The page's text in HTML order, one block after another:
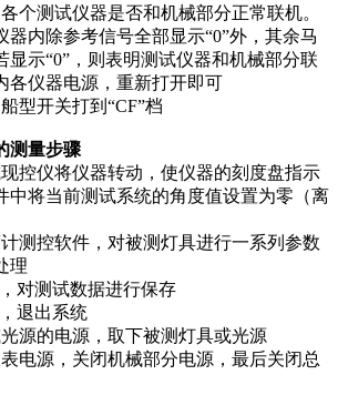
个测试仪器是否和机械部分正常联机。
器内除参考信号全部显示“0”外，其余马
显示“0”，则表明测试仪器和机械部分联
各仪器电源，重新打开即可
型开关打到“CF”档
测量步骤
控仪将仪器转动，使仪器的刻度盘指示
中将当前测试系统的角度值设置为零（离
测控软件，对被测灯具进行一系列参数
理
对测试数据进行保存
退出系统
源的电源，取下被测灯具或光源
电源，关闭机械部分电源，最后关闭总